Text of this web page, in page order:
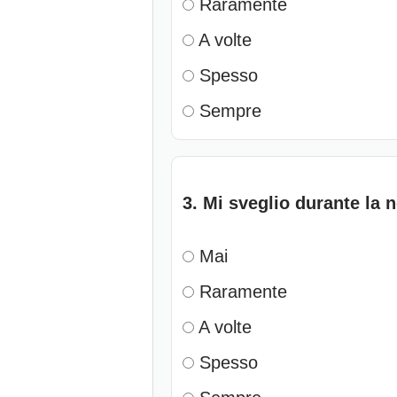
Raramente
A volte
Spesso
Sempre
3. Mi sveglio durante la
Mai
Raramente
A volte
Spesso